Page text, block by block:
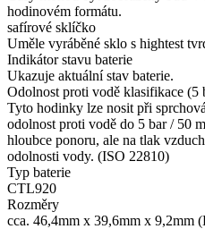
hodinovém formátu.
safírové sklíčko
Uměle vyráběné sklo s hightest
Indikátor stavu baterie
Ukazuje aktuální stav baterie.
Odolnost proti vodě klasifikace (5
Tyto hodinky lze nosit při
odolnost proti vodě do 5 bar / 50
hloubce ponoru, ale na tlak
odolnosti vody. (ISO 22810)
Typ baterie
CTL920
Rozměry
cca. 46,4mm x 39,6mm x 9,2mm